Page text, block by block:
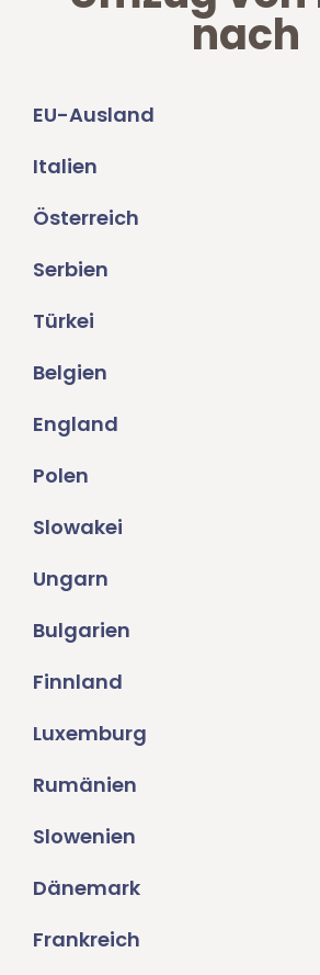
nach
EU-Ausland
Italien
Österreich
Serbien
Türkei
Belgien
England
Polen
Slowakei
Ungarn
Bulgarien
Finnland
Luxemburg
Rumänien
Slowenien
Dänemark
Frankreich